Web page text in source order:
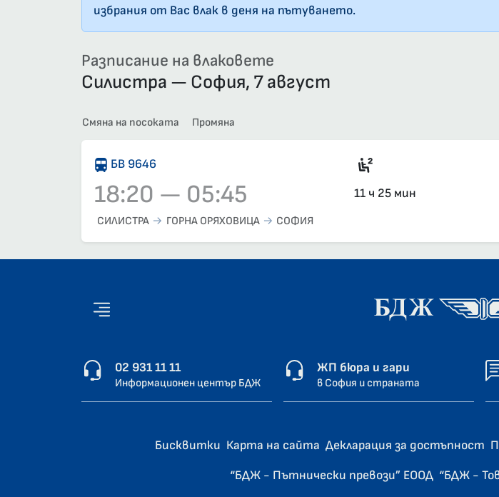
избрания от Вас влак в деня на пътуването.
Разписание на влаковете
Силистра — София, 7 август
Смяна на посоката Промяна
Влак 9646, 18:20 – 05:45, вече е заминал
БВ 9646 Седящи места,
18:20 — 05:45 11 ч 25 мин
СИЛИСТРА ГОРНА ОРЯХОВИЦА СОФИЯ
02 931 11 11
Информационен център БДЖ
ЖП бюра и гари
в София и страната
Бисквитки Карта на сайта Декларация за достъпност
“БДЖ - Пътнически превози” ЕООД “БДЖ -